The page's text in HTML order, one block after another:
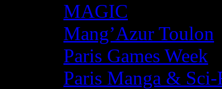
MAGIC
Mang’Azur Toulon
Paris Games Week
Paris Manga &